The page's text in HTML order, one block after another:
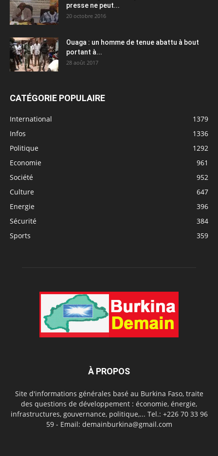
presse ne peut...
20 octobre 2016
Ouaga : un homme de tenue abattu à bout
portant à...
28 août 2017
CATÉGORIE POPULAIRE
International
1379
Infos
1336
Politique
1292
Economie
961
Société
952
Culture
647
Energie
396
Sécurité
384
Sports
359
À PROPOS
Site d'informations générales basé au Burkina Faso, traite
des questions de développement : économie, énergie,
infrastructures, gouvernance, politique,... Tel.: +226 70 33 96
59 - Email: demainburkina@gmail.com